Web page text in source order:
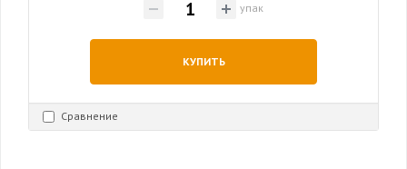
упак
КУПИТЬ
Сравнение